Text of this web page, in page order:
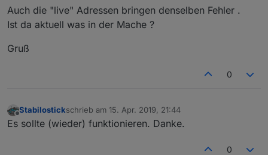
Auch die "live" Adressen bringen denselben Fehler .
Ist da aktuell was in der Mache ?
Gruß
0
Offline
Stabilostickschrieb am 15. Apr. 2019, 21:44
zuletzt editiert von
Es sollte (wieder) funktionieren. Danke.
0